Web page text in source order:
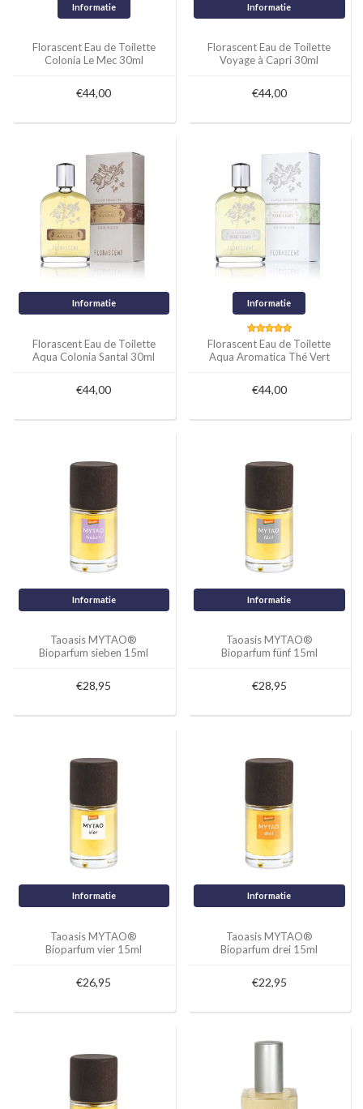
Informatie
Florascent Eau de Toilette
Colonia Le Mec 30ml
€44,00
Informatie
Florascent Eau de Toilette
Voyage à Capri 30ml
€44,00
Informatie
Florascent Eau de Toilette
Aqua Colonia Santal 30ml
€44,00
Informatie
Florascent Eau de Toilette
Aqua Aromatica Thé Vert
€44,00
Informatie
Taoasis MYTAO®
Bioparfum sieben 15ml
€28,95
Informatie
Taoasis MYTAO®
Bioparfum fünf 15ml
€28,95
Informatie
Taoasis MYTAO®
Bioparfum vier 15ml
€26,95
Informatie
Taoasis MYTAO®
Bioparfum drei 15ml
€22,95